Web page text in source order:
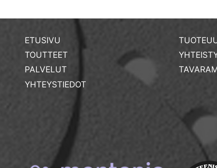
ETUSIVU
TOUTTEET
PALVELUT
YHTEYSTIEDOT